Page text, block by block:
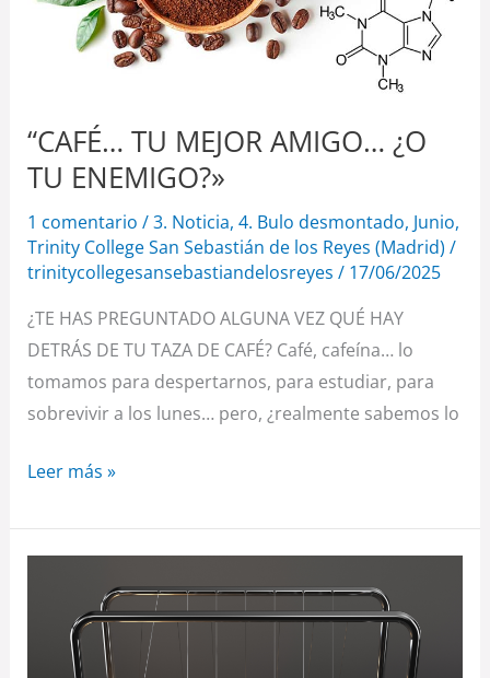
“CAFÉ… TU MEJOR AMIGO… ¿O
TU ENEMIGO?»
1 comentario /3. Noticia, 4. Bulo desmontado, Junio,
Trinity College San Sebastián de los Reyes (Madrid) /
trinitycollegesansebastiandelosreyes / 17/06/2025
¿TE HAS PREGUNTADO ALGUNA VEZ QUÉ HAY
DETRÁS DE TU TAZA DE CAFÉ? Café, cafeína… lo
tomamos para despertarnos, para estudiar, para
sobrevivir a los lunes… pero, ¿realmente sabemos lo
ENEMIGO?»
Leer más »
infinita…
¿Funcionan